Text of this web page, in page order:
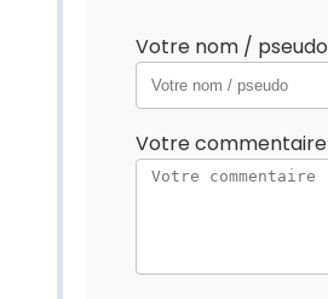
Votre nom / pseudo
Votre commentaire